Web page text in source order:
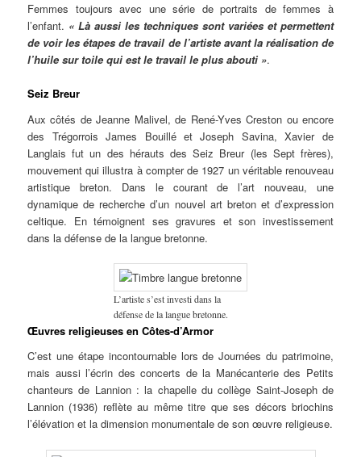
Femmes toujours avec une série de portraits de femmes à
l’enfant. « Là aussi les techniques sont variées et permettent
de voir les étapes de travail de l’artiste avant la réalisation de
l’huile sur toile qui est le travail le plus abouti ».
Seiz Breur
Aux côtés de Jeanne Malivel, de René-Yves Creston ou encore
des Trégorrois James Bouillé et Joseph Savina, Xavier de
Langlais fut un des hérauts des Seiz Breur (les Sept frères),
mouvement qui illustra à compter de 1927 un véritable renouveau
artistique breton. Dans le courant de l’art nouveau, une
dynamique de recherche d’un nouvel art breton et d’expression
celtique. En témoignent ses gravures et son investissement
dans la défense de la langue bretonne.
L’artiste s’est investi dans la
défense de la langue bretonne.
Œuvres religieuses en Côtes-d’Armor
C’est une étape incontournable lors de Journées du patrimoine,
mais aussi l’écrin des concerts de la Manécanterie des Petits
chanteurs de Lannion : la chapelle du collège Saint-Joseph de
Lannion (1936) reflète au même titre que ses décors briochins
l’élévation et la dimension monumentale de son œuvre religieuse.